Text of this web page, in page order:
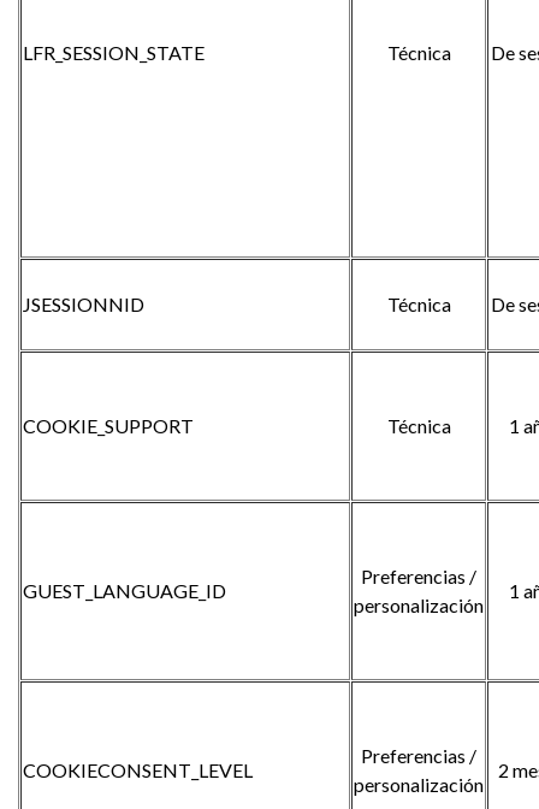
LFR_SESSION_STATE Técnica De
JSESSIONNID Técnica De
COOKIE_SUPPORT Técnica 1
GUEST_LANGUAGE_ID
Preferencias /
personalización
1
COOKIECONSENT_LEVEL
Preferencias /
personalización
2